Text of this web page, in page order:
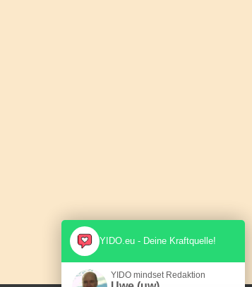
YIDO.eu - Deine Kraftquelle!
YIDO mindset Redaktion